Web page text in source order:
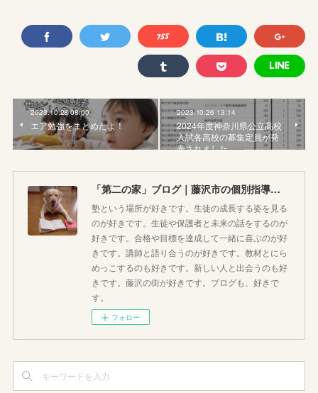
2023.10.28 08:00
エア勉強をまとめたよ！
2023.10.26 13:14
2024年度神奈川県公立高校
入試各高校の募集定員が発
表されました
「第二の家」ブログ｜藤沢市の個別指導塾のお話
塾という場所が好きです。生徒の成長する姿を見る
のが好きです。生徒や保護者と未来の話をするのが
好きです。合格や目標を達成して一緒に喜ぶのが好
きです。講師と語り合うのが好きです。教材とにら
めっこするのも好きです。新しい人と出会うのも好
きです。藤沢の街が好きです。ブログも、好きで
す。
フォロー